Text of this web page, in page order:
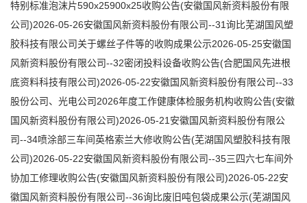
特别标准泡沫片590x25900x25收购公告(安徽国风新资料股份有限
公司)2026-05-26安徽国风新资料股份有限公司--31询比芜湖国风塑
胶科技有限公司关于螺丝子件等的收购成果公示2026-05-25安徽国
风新资料股份有限公司--32密闭投料设备收购公告(合肥国风先进根
底资料科技有限公司)2026-05-22安徽国风新资料股份有限公司--33
股份公司、光电公司2026年度工作健康体检服务机构收购公告(安徽
国风新资料股份有限公司)2026-05-21安徽国风新资料股份有限公
司--34喷涂部三车间英格索兰大修收购公告(芜湖国风塑胶科技有限
公司)2026-05-22安徽国风新资料股份有限公司--35三四六七车间外
协加工修理收购公告(安徽国风新资料股份有限公司)2026-05-22安
徽国风新资料股份有限公司--36询比废旧吨包袋成果公示(芜湖国风